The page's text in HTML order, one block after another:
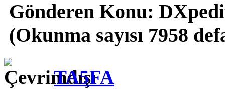
Gönderen Konu:
(Okunma sayısı 7958
TA5FA